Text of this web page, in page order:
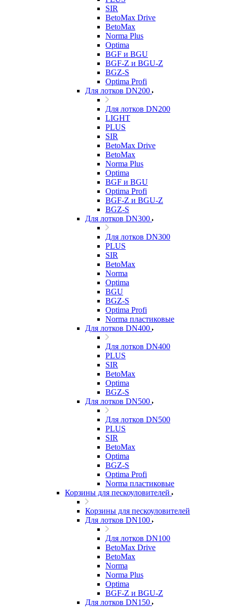
SIR
BetoMax Drive
BetoMax
Norma Plus
Optima
BGF и BGU
BGF-Z и BGU-Z
BGZ-S
Optima Profi
Для лотков DN200
Для лотков DN200
LIGHT
PLUS
SIR
BetoMax Drive
BetoMax
Norma Plus
Optima
BGF и BGU
Optima Profi
BGF-Z и BGU-Z
BGZ-S
Для лотков DN300
Для лотков DN300
PLUS
SIR
BetoMax
Norma
Optima
BGU
BGZ-S
Optima Profi
Norma пластиковые
Для лотков DN400
Для лотков DN400
PLUS
SIR
BetoMax
Optima
BGZ-S
Для лотков DN500
Для лотков DN500
PLUS
SIR
BetoMax
Optima
BGZ-S
Optima Profi
Norma пластиковые
Корзины для пескоуловителей
Корзины для пескоуловителей
Для лотков DN100
Для лотков DN100
BetoMax Drive
BetoMax
Norma
Norma Plus
Optima
BGF-Z и BGU-Z
Для лотков DN150